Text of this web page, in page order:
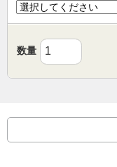
数量